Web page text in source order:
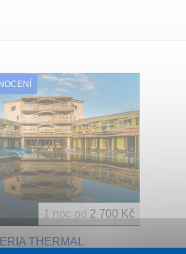
THERMAL
1 noc od 2 700 Kč